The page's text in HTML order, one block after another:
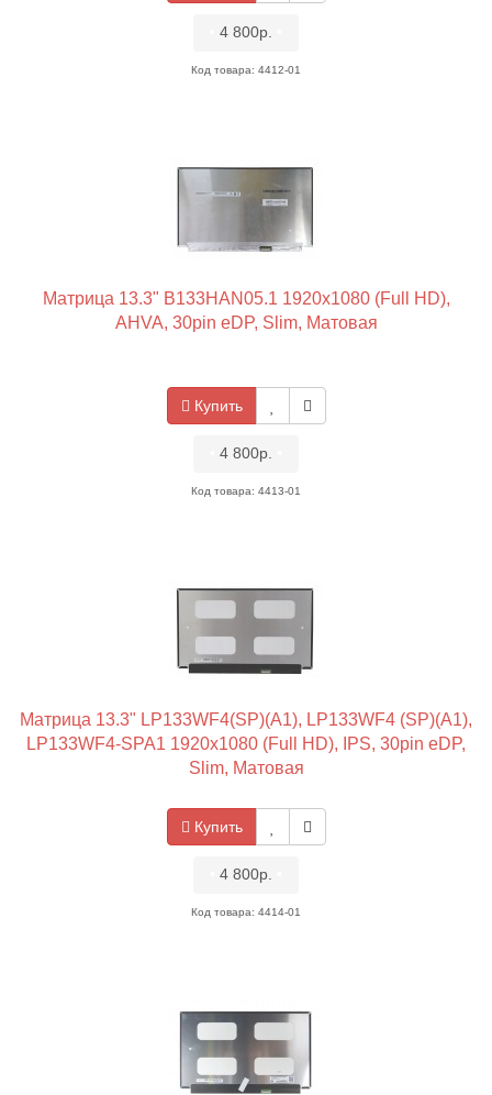
4 800р.
Код товара: 4412-01
Матрица 13.3" B133HAN05.1 1920x1080 (Full HD),
AHVA, 30pin eDP, Slim, Матовая
Купить
4 800р.
Код товара: 4413-01
Матрица 13.3" LP133WF4(SP)(A1), LP133WF4 (SP)(A1),
LP133WF4-SPA1 1920x1080 (Full HD), IPS, 30pin eDP,
Slim, Матовая
Купить
4 800р.
Код товара: 4414-01